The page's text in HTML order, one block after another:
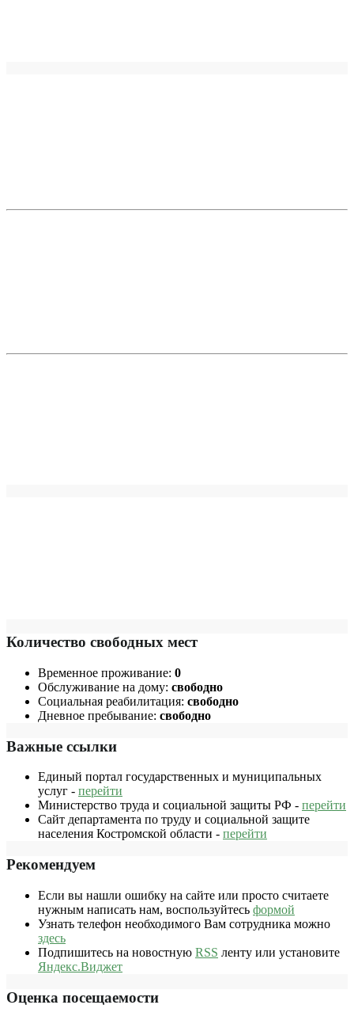
Количество свободных мест
Временное проживание: 0
Обслуживание на дому: свободно
Социальная реабилитация: свободно
Дневное пребывание: свободно
Важные ссылки
Единый портал государственных и муниципальных
услуг - перейти
Министерство труда и социальной защиты РФ - перейти
Сайт департамента по труду и социальной защите
населения Костромской области - перейти
Рекомендуем
Если вы нашли ошибку на сайте или просто считаете
нужным написать нам, воспользуйтесь формой
Узнать телефон необходимого Вам сотрудника можно
здесь
Подпишитесь на новостную RSS ленту или установите
Яндекс.Виджет
Оценка посещаемости